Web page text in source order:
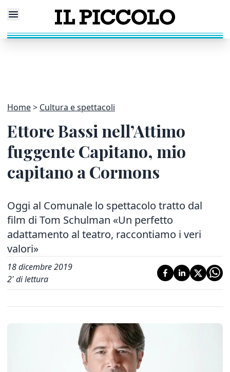
Home Cultura e spettacoli
Ettore Bassi nell’Attimo
fuggente Capitano, mio
capitano a Cormons
Oggi al Comunale lo spettacolo tratto dal
film di Tom Schulman «Un perfetto
adattamento al teatro, raccontiamo i veri
valori»
18 dicembre 2019
2' di lettura